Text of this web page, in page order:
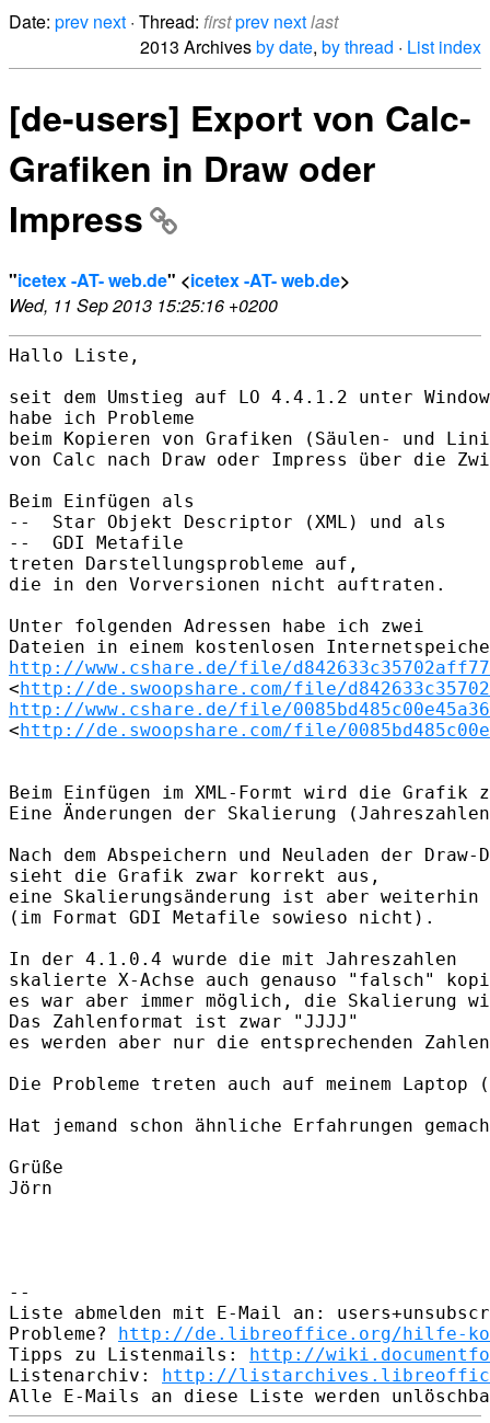
Date: prev next · Thread: firstprev nextlast
2013 Archivesby date, by thread · List index
[de-users] Export von Calc-
Grafiken in Draw oder
Impress
"icetex -AT- web.de" <icetex -AT- web.de>
Wed, 11 Sep 2013 15:25:16 +0200
Hallo Liste,
seit dem Umstieg auf LO 4.4.1.2 unter
habe ich Probleme
beim Kopieren von Grafiken (Säulen- und
von Calc nach Draw oder Impress über die
Beim Einfügen als
--  Star Objekt Descriptor (XML) und als
--  GDI Metafile
treten Darstellungsprobleme auf,
die in den Vorversionen nicht auftraten.
Unter folgenden Adressen habe ich zwei
http://www.cshare.de/file/
<http://de.swoopshare.com/file/
http://www.cshare.de/file/
<http://de.swoopshare.com/file/
Beim Einfügen im XML-Formt wird die Grafik
Eine Änderungen der Skalierung
Nach dem Abspeichern und Neuladen der Draw-
sieht die Grafik zwar korrekt aus,
eine Skalierungsänderung ist aber
(im Format GDI Metafile sowieso nicht).
In der 4.1.0.4 wurde die mit Jahreszahlen
skalierte X-Achse auch genauso "falsch"
es war aber immer möglich, die Skalierung
Das Zahlenformat ist zwar "JJJJ"
es werden aber nur die entsprechenden
Die Probleme treten auch auf meinem Laptop
Hat jemand schon ähnliche Erfahrungen
Grüße
Jörn
--
Liste abmelden mit E-Mail an:
Probleme? http://de.libreoffice.org/hilfe-
Tipps zu Listenmails: http://
Listenarchiv: http://